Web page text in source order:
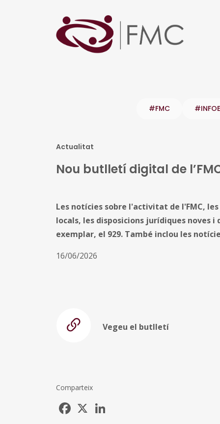
#FMC
Actualitat
Nou butlletí digital de
Les notícies sobre l'activitat de l'FMC,
locals, les disposicions jurídiques noves
exemplar, el 929. També inclou les
16/06/2026
Vegeu el butlletí
Comparteix
Facebook